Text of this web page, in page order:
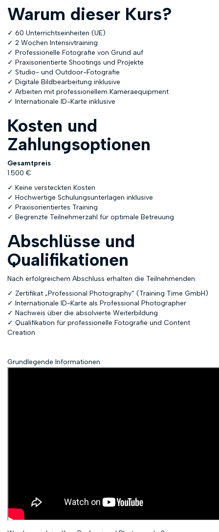
Warum dieser Kurs?
✓ 60 Unterrichtseinheiten (UE)
✓ 2 Wochen Intensivtraining
✓ Professionelle Fotografie von Grund auf
✓ Praxisorientierte Shootings und Projekte
✓ Studio- und Outdoor-Fotografie
✓ Digitale Bildbearbeitung inklusive
✓ Arbeiten mit professionellem Kameraequipment
✓ Internationale ID-Karte inklusive
Kosten und
Zahlungsoptionen
Gesamtpreis
1.500 €
✓ Keine versteckten Kosten
✓ Hochwertige Schulungsunterlagen inklusive
✓ Praxisorientiertes Training
✓ Begrenzte Teilnehmerzahl für optimale Betreuung
Abschlüsse und
Qualifikationen
Nach erfolgreichem Abschluss erhalten die Teilnehmenden:
✓ Zertifikat „Professional Photography“ (Training Time GmbH)
✓ Internationale ID-Karte als Professional Photographer
✓ Nachweis über die absolvierte Weiterbildung
✓ Qualifikation für professionelle Fotografie und Content
Creation
Grundlegende Informationen